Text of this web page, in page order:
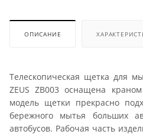
ОПИСАНИЕ
Телескопическая щетка для
ZEUS ZB003 оснащена
модель щетки прекрасно
бережного мытья больших
автобусов. Рабочая часть